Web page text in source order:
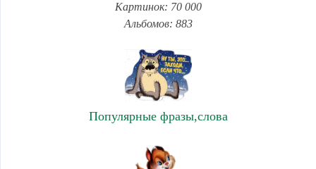
Картинок: 70 000
Альбомов: 883
Популярные фразы,слова